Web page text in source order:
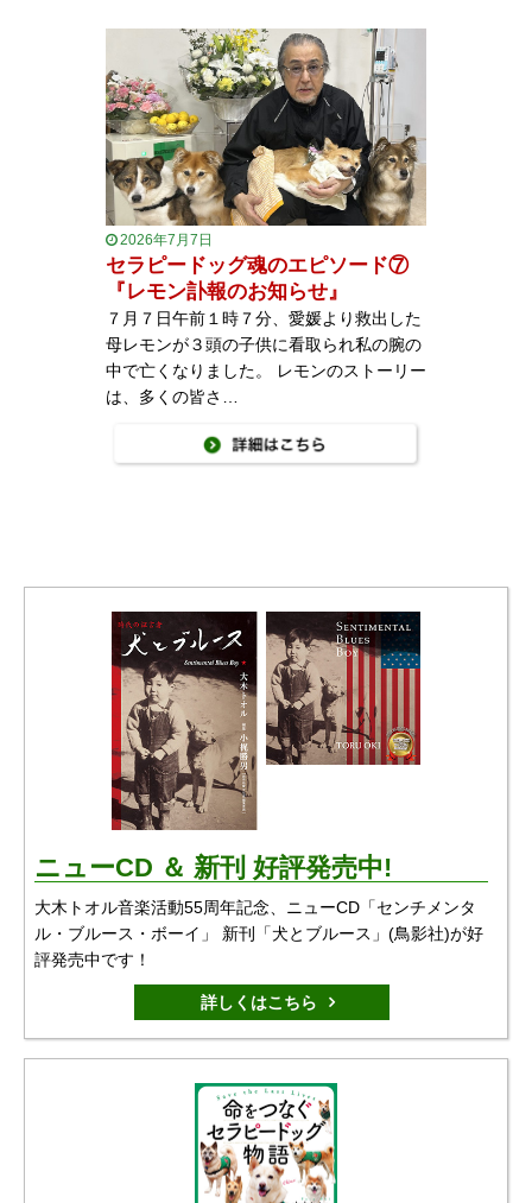
2026年7月7日
セラピードッグ魂のエピソード⑦
『レモン訃報のお知らせ』
７月７日午前１時７分、愛媛より救出した
母レモンが３頭の子供に看取られ私の腕の
中で亡くなりました。 レモンのストーリー
は、多くの皆さ…
ニューCD ＆ 新刊 好評発売中!
大木トオル音楽活動55周年記念、ニューCD「センチメンタ
ル・ブルース・ボーイ」 新刊「犬とブルース」(鳥影社)が好
評発売中です！
詳しくはこちら